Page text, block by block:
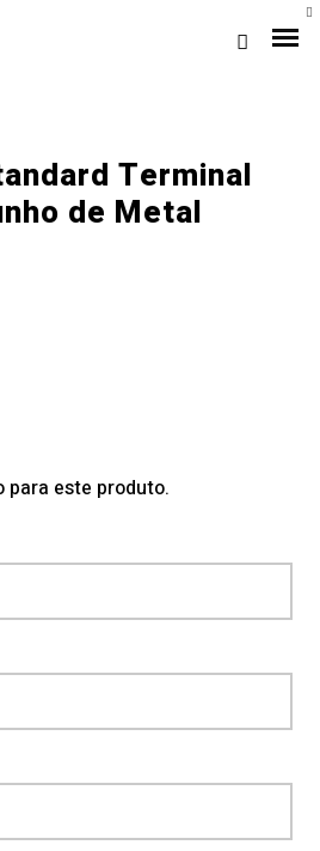
Terminal
de Metal
para este produto.